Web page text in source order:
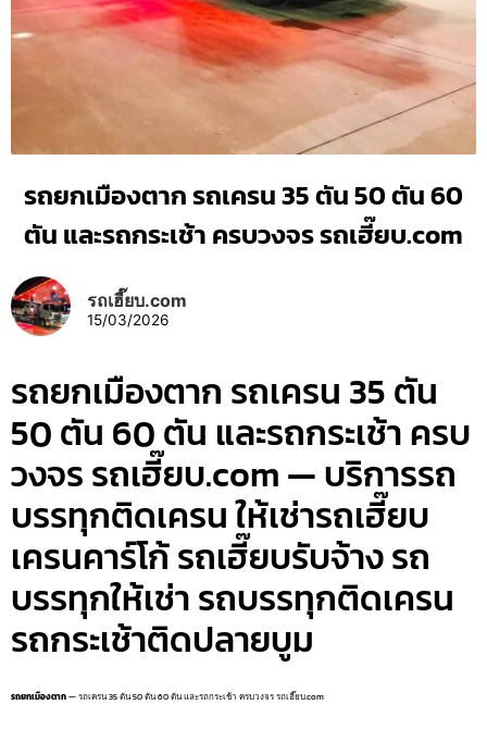
รถยกเมืองตาก รถเครน 35 ตัน 50 ตัน 60
ตัน และรถกระเช้า ครบวงจร รถเฮี๊ยบ.com
รถเฮี๊ยบ.com
15/03/2026
รถยกเมืองตาก รถเครน 35 ตัน
50 ตัน 60 ตัน และรถกระเช้า ครบ
วงจร รถเฮี๊ยบ.com — บริการรถ
บรรทุกติดเครน ให้เช่ารถเฮี๊ยบ
เครนคาร์โก้ รถเฮี๊ยบรับจ้าง รถ
บรรทุกให้เช่า รถบรรทุกติดเครน
รถกระเช้าติดปลายบูม
รถยกเมืองตาก— รถเครน 35 ตัน 50 ตัน 60 ตัน และรถกระเช้า ครบวงจร รถเฮี๊ยบ.com